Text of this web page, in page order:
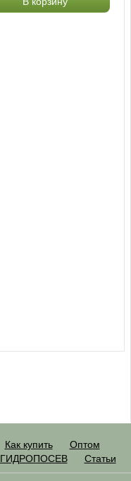
Как купить
Оптом
ГИДРОПОСЕВ Статьи